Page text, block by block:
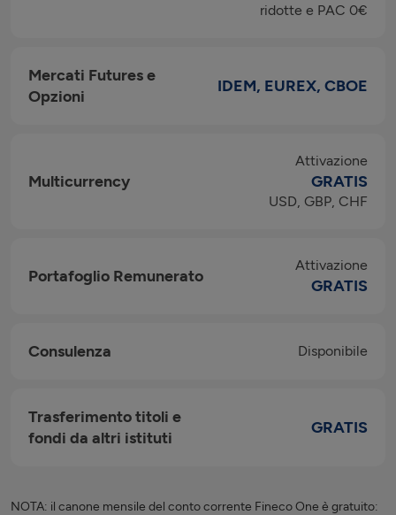
ridotte e PAC 0€
Mercati Futures e
Opzioni
IDEM, EUREX, CBOE
Multicurrency
Attivazione
GRATIS
USD, GBP, CHF
Portafoglio Remunerato
Attivazione
GRATIS
Consulenza Disponibile
Trasferimento titoli e
fondi da altri istituti
GRATIS
NOTA: il canone mensile del conto corrente Fineco One è gratuito: